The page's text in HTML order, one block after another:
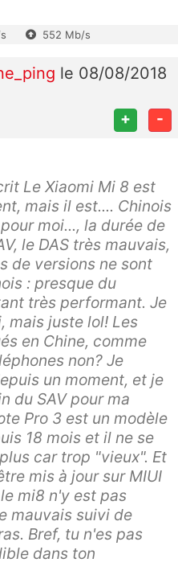
552 Mb/s
le 08/08/2018
+ -
Le Xiaomi Mi 8 est
mais il est.... Chinois
moi..., la durée de
le DAS très mauvais,
de versions ne sont
: presque du
très performant. Je
mais juste lol! Les
en Chine, comme
non? Je
un moment, et je
du SAV pour ma
Pro 3 est un modèle
18 mois et il ne se
car trop "vieux". Et
mis à jour sur MIUI
mi8 n'y est pas
mauvais suivi de
Bref, tu n'es pas
dans ton